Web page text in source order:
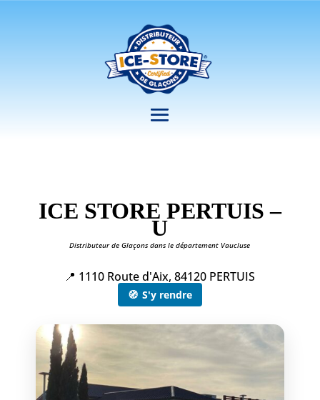
ICE STORE PERTUIS –
U
Distributeur de Glaçons dans le département Vaucluse
📍 1110 Route d'Aix, 84120 PERTUIS
🧭 S'y rendre